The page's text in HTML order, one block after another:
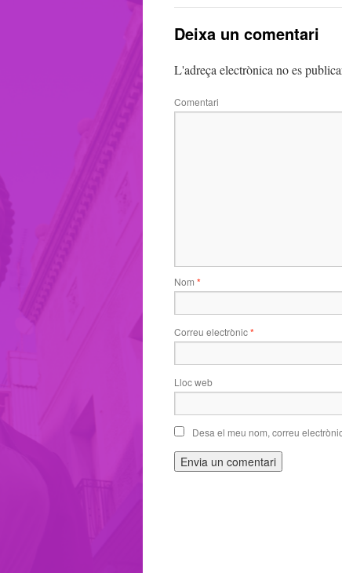
Deixa un comentari
L'adreça electrònica no es
Comentari
Nom *
Correu electrònic*
Lloc web
Desa el meu nom, correu